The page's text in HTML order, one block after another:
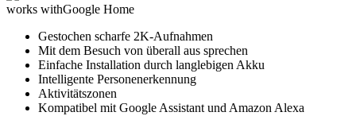
works withGoogle Home
Gestochen scharfe 2K-Aufnahmen
Mit dem Besuch von überall aus sprechen
Einfache Installation durch langlebigen Akku
Intelligente Personenerkennung
Aktivitätszonen
Kompatibel mit Google Assistant und Amazon Alexa